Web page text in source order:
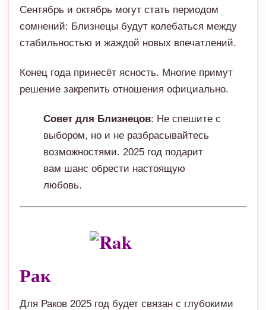
Сентябрь и октябрь могут стать периодом
сомнений: Близнецы будут колебаться между
стабильностью и жаждой новых впечатлений.
Конец года принесёт ясность. Многие примут
решение закрепить отношения официально.
Совет для Близнецов: Не спешите с
выбором, но и не разбрасывайтесь
возможностями. 2025 год подарит
вам шанс обрести настоящую
любовь.
Рак
Для Раков 2025 год будет связан с глубокими